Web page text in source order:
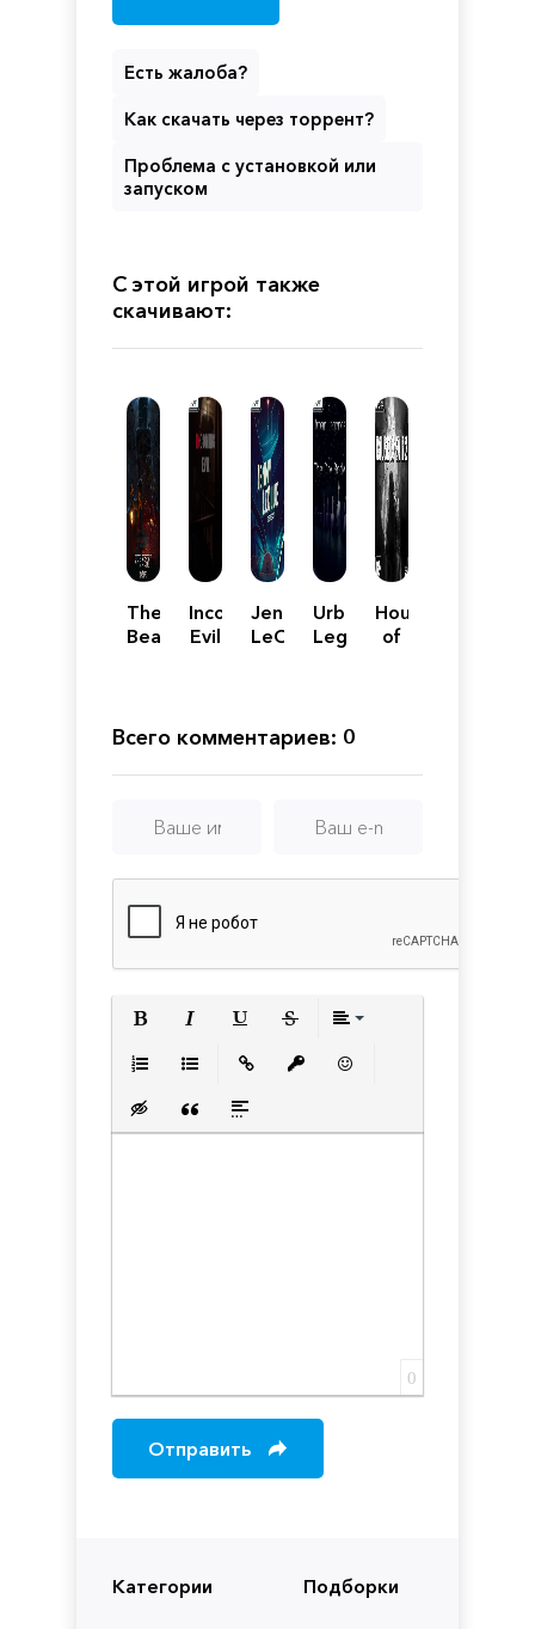
Категории Подборки
Есть жалоба?
Как скачать через торрент?
Проблема с установкой или
запуском
С этой игрой также
скачивают:
The
Beast
Incoming
Evil
Jenny
LeClue
Urban
Legends
Body
House
of
Всего комментариев: 0
Вставка скрытого текста
Вставка цитаты
Вставка спойлера
0
Отправить